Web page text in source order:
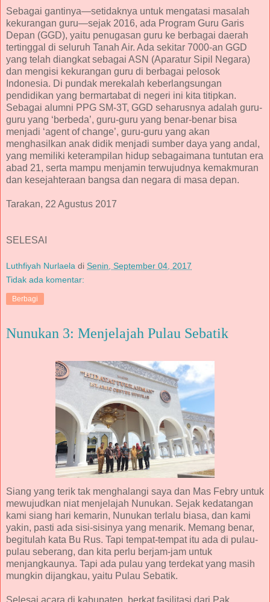
Sebagai gantinya—setidaknya untuk mengatasi masalah
kekurangan guru—sejak 2016, ada Program Guru Garis
Depan (GGD), yaitu penugasan guru ke berbagai daerah
tertinggal di seluruh Tanah Air. Ada sekitar 7000-an GGD
yang telah diangkat sebagai ASN (Aparatur Sipil Negara)
dan mengisi kekurangan guru di berbagai pelosok
Indonesia. Di pundak merekalah keberlangsungan
pendidikan yang bermartabat di negeri ini kita titipkan.
Sebagai alumni PPG SM-3T, GGD seharusnya adalah guru-
guru yang ‘berbeda’, guru-guru yang benar-benar bisa
menjadi ‘agent of change’, guru-guru yang akan
menghasilkan anak didik menjadi sumber daya yang andal,
yang memiliki keterampilan hidup sebagaimana tuntutan era
abad 21, serta mampu menjamin terwujudnya kemakmuran
dan kesejahteraan bangsa dan negara di masa depan.
Tarakan, 22 Agustus 2017
SELESAI
Luthfiyah Nurlaela di Senin, September 04, 2017
Tidak ada komentar:
Berbagi
Nunukan 3: Menjelajah Pulau Sebatik
Siang yang terik tak menghalangi saya dan Mas Febry untuk
mewujudkan niat menjelajah Nunukan. Sejak kedatangan
kami siang hari kemarin, Nunukan terlalu biasa, dan kami
yakin, pasti ada sisi-sisinya yang menarik. Memang benar,
begitulah kata Bu Rus. Tapi tempat-tempat itu ada di pulau-
pulau seberang, dan kita perlu berjam-jam untuk
menjangkaunya. Tapi ada pulau yang terdekat yang masih
mungkin dijangkau, yaitu Pulau Sebatik.